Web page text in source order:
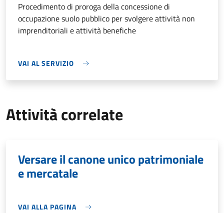
Procedimento di proroga della concessione di
occupazione suolo pubblico per svolgere attività non
imprenditoriali e attività benefiche
VAI AL SERVIZIO
Attività correlate
Versare il canone unico patrimoniale
e mercatale
VAI ALLA PAGINA